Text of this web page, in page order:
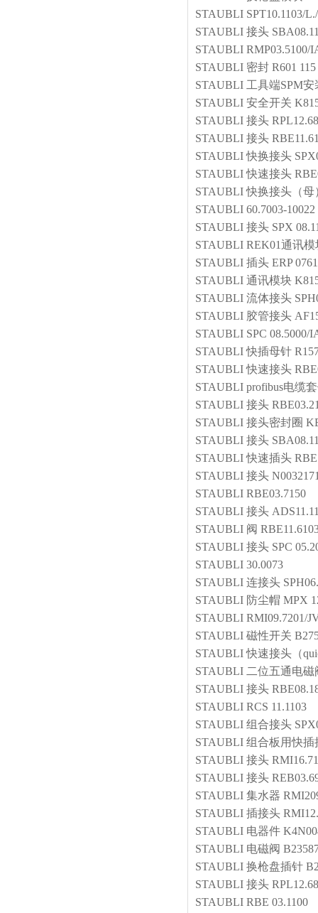
STAUBLI SPT10.1103/
STAUBLI 接头
STAUBLI RMP03.5100/
STAUBLI 密封 R601 115
STAUBLI 工具端SPM安
STAUBLI 安全开关
STAUBLI 接头
STAUBLI 接头
STAUBLI 快换接头
STAUBLI 快速接头
STAUBLI 快换接头（母
STAUBLI 60.7003-
STAUBLI 接头 SPX
STAUBLI REK01通讯
STAUBLI 插头 ERP
STAUBLI 通讯模块
STAUBLI 流体接头
STAUBLI 胶管接头
STAUBLI SPC 08.5000/
STAUBLI 快插母针
STAUBLI 快速接头
STAUBLI profibus电缆
STAUBLI 接头
STAUBLI 接头密封圈
STAUBLI 接头
STAUBLI 快速插头
STAUBLI 接头
STAUBLI RBE03.7150
STAUBLI 接头
STAUBLI 阀
STAUBLI 接头 SPC
STAUBLI 30.0073
STAUBLI 连接头
STAUBLI 防尘帽 MPX
STAUBLI RMI09.7201/
STAUBLI 磁性开关
STAUBLI 快速接头（
STAUBLI 二位五通电磁
STAUBLI 接头
STAUBLI RCS 11.1103
STAUBLI 组合接头
STAUBLI 组合板用快插
STAUBLI 接头
STAUBLI 接头
STAUBLI 集水器
STAUBLI 插接头
STAUBLI 电器件
STAUBLI 电磁阀
STAUBLI 换枪盘插针
STAUBLI 接头
STAUBLI RBE 03.1100